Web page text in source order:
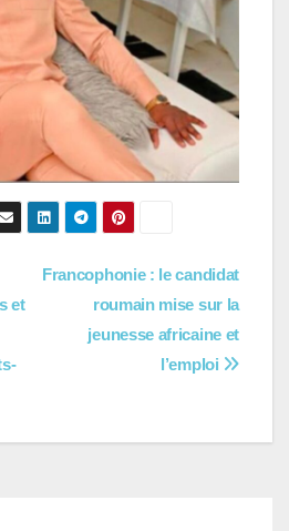
Francophonie : le candidat
roumain mise sur la
jeunesse africaine et
l’emploi
et